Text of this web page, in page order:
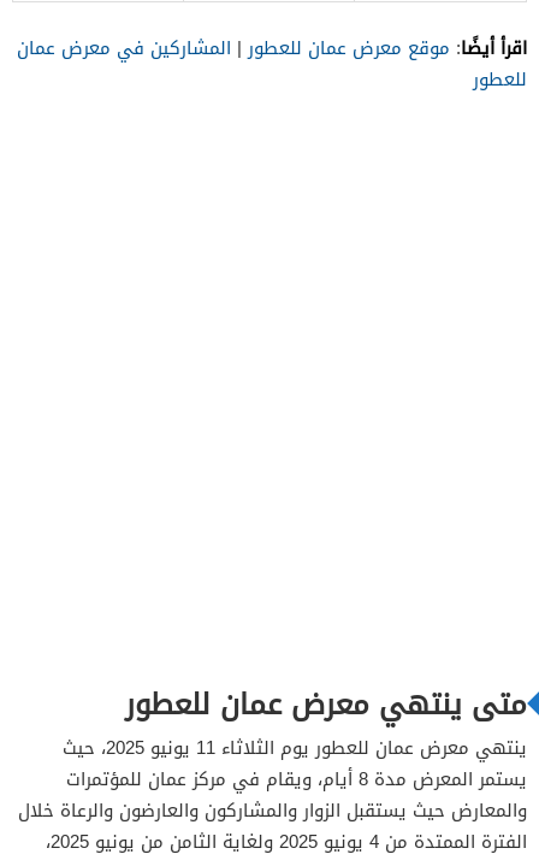
اقرأ أيضًا: موقع معرض عمان للعطور| المشاركين في معرض عمان
للعطور
متى ينتهي معرض عمان للعطور
ينتهي معرض عمان للعطور يوم الثلاثاء 11 يونيو 2025، حيث
يستمر المعرض مدة 8 أيام، ويقام في مركز عمان للمؤتمرات
والمعارض حيث يستقبل الزوار والمشاركون والعارضون والرعاة خلال
الفترة الممتدة من 4 يونيو 2025 ولغاية الثامن من يونيو 2025،